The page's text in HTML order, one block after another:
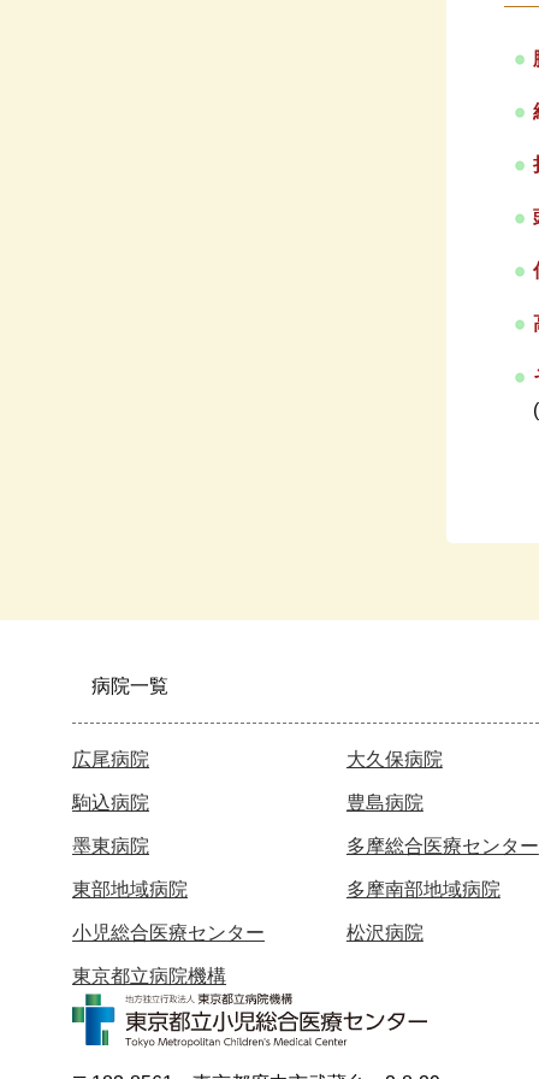
病院一覧
広尾病院 大久保病院
駒込病院 豊島病院
墨東病院 多摩総合医療センター
東部地域病院 多摩南部地域病院
小児総合医療センター 松沢病院
東京都立病院機構